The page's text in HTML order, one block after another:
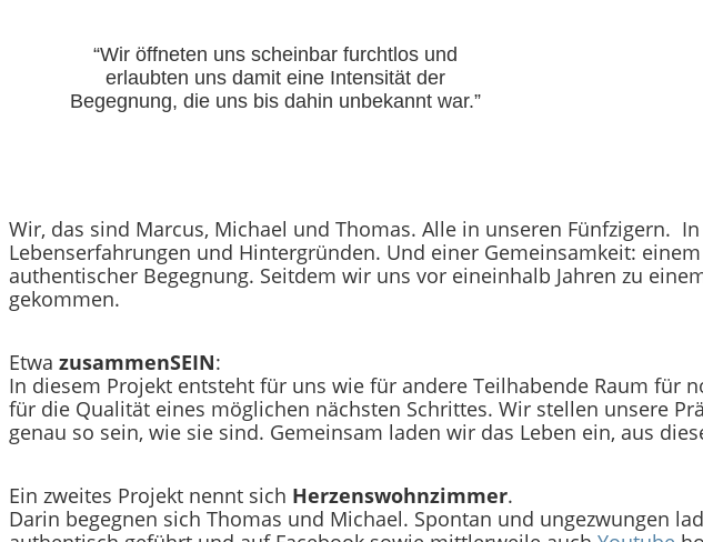
“Wir öffneten uns scheinbar furchtlos und
erlaubten uns damit eine Intensität der
Begegnung, die uns bis dahin unbekannt war.”
Wir, das sind Marcus, Michael und Thomas. Alle in unseren Fünfzigern.
Lebenserfahrungen und Hintergründen. Und einer Gemeinsamkeit:
authentischer Begegnung. Seitdem wir uns vor eineinhalb Jahren zu
gekommen.
Etwa zusammenSEIN:
In diesem Projekt entsteht für uns wie für andere Teilhabende Raum für
für die Qualität eines möglichen nächsten Schrittes. Wir stellen unsere
genau so sein, wie sie sind. Gemeinsam laden wir das Leben ein, aus
Ein zweites Projekt nennt sich Herzenswohnzimmer.
Darin begegnen sich Thomas und Michael. Spontan und ungezwungen